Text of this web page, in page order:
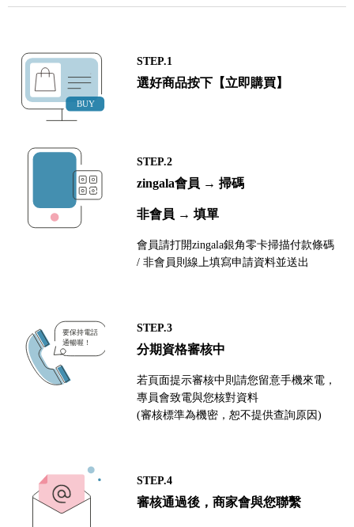
STEP.1
選好商品按下【立即購買】
STEP.2
zingala會員 → 掃碼
非會員 → 填單
會員請打開zingala銀角零卡掃描付款條碼
/ 非會員則線上填寫申請資料並送出
STEP.3
分期資格審核中
若頁面提示審核中則請您留意手機來電，
專員會致電與您核對資料
(審核標準為機密，恕不提供查詢原因)
STEP.4
審核通過後，商家會與您聯繫